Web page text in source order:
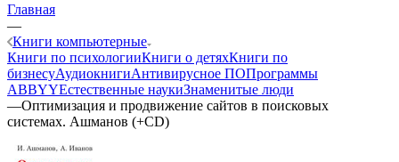
Главная
—
Книги компьютерные
Книги по психологииКниги о детяхКниги по
бизнесуАудиокнигиАнтивирусное ПОПрограммы
ABBYYЕстественные наукиЗнаменитые люди
—Оптимизация и продвижение сайтов в поисковых
системах. Ашманов (+CD)